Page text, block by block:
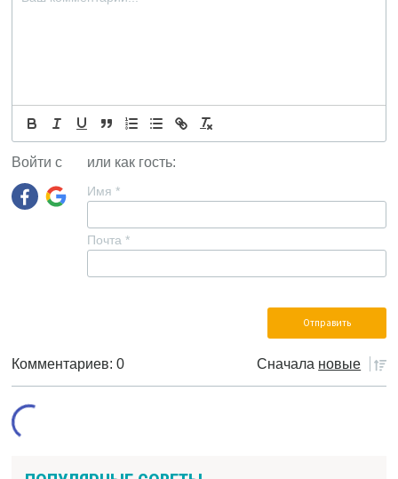
Войти с или как гость:
Имя *
Почта *
Комментариев: 0 Сначала новые